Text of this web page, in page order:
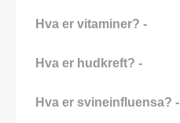
Hva er vitaminer? -
Hva er hudkreft? -
Hva er svineinfluensa? -